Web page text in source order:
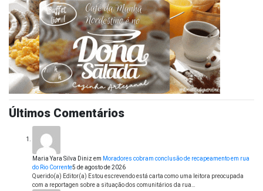
Últimos Comentários
Maria Yara Silva Diniz em Moradores cobram conclusão de recapeamento em rua
do Rio Corrente5 de agosto de 2026
Querido(a) Editor(a) Estou escrevendo está carta como uma leitora preocupada
com a reportagen sobre a situação dos comunitários da rua…